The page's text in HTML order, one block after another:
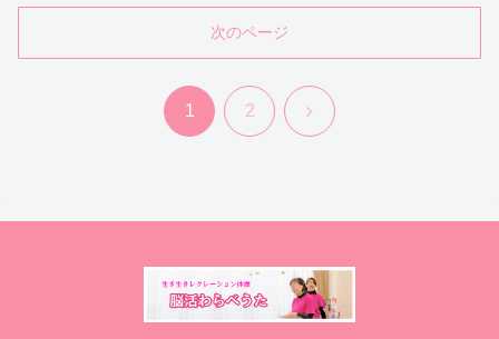
次のページ
1 2 次